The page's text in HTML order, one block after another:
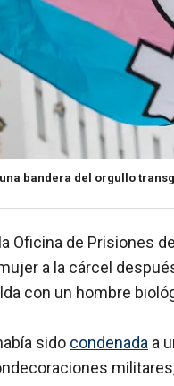
bandera del orgullo
Oficina de Prisiones
a la cárcel
con un hombre
sido condenada a